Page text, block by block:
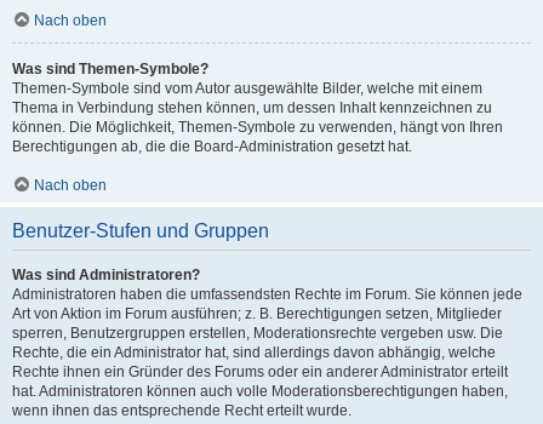
Nach oben
Was sind Themen-Symbole?
Themen-Symbole sind vom Autor ausgewählte Bilder, welche mit einem
Thema in Verbindung stehen können, um dessen Inhalt kennzeichnen zu
können. Die Möglichkeit, Themen-Symbole zu verwenden, hängt von Ihren
Berechtigungen ab, die die Board-Administration gesetzt hat.
Nach oben
Benutzer-Stufen und Gruppen
Was sind Administratoren?
Administratoren haben die umfassendsten Rechte im Forum. Sie können jede
Art von Aktion im Forum ausführen; z. B. Berechtigungen setzen, Mitglieder
sperren, Benutzergruppen erstellen, Moderationsrechte vergeben usw. Die
Rechte, die ein Administrator hat, sind allerdings davon abhängig, welche
Rechte ihnen ein Gründer des Forums oder ein anderer Administrator erteilt
hat. Administratoren können auch volle Moderationsberechtigungen haben,
wenn ihnen das entsprechende Recht erteilt wurde.